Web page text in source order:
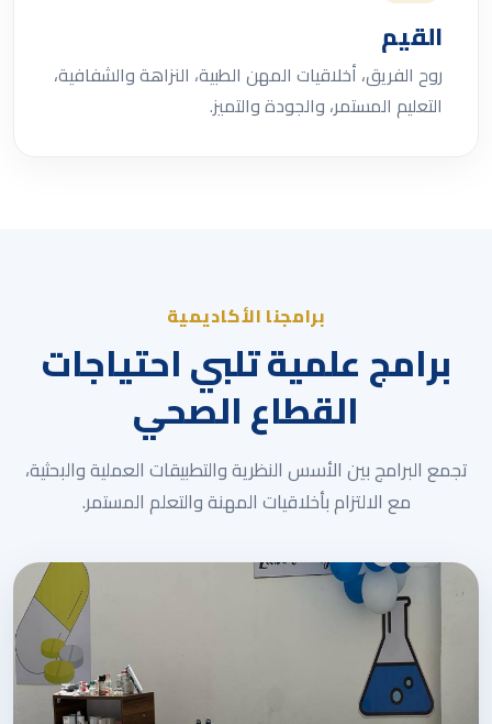
القيم
روح الفريق، أخلاقيات المهن الطبية، النزاهة والشفافية،
التعليم المستمر، والجودة والتميز.
برامجنا الأكاديمية
برامج علمية تلبي احتياجات
القطاع الصحي
تجمع البرامج بين الأسس النظرية والتطبيقات العملية والبحثية،
مع الالتزام بأخلاقيات المهنة والتعلم المستمر.